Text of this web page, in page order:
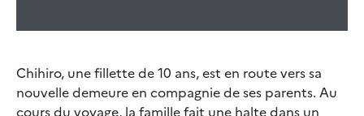
Chihiro, une fillette de 10 ans, est en route vers sa
nouvelle demeure en compagnie de ses parents. Au
cours du voyage, la famille fait une halte dans un